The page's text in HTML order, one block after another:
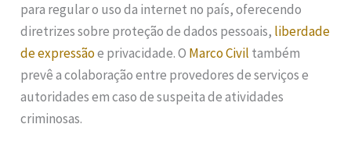
para regular o uso da internet no país, oferecendo
diretrizes sobre proteção de dados pessoais, liberdade
de expressãoe privacidade. O Marco Civil também
prevê a colaboração entre provedores de serviços e
autoridades em caso de suspeita de atividades
criminosas.